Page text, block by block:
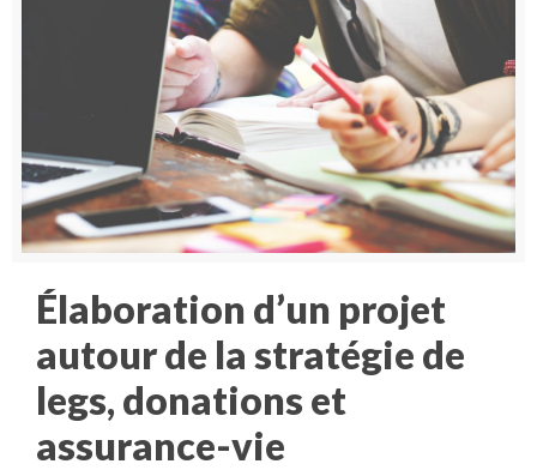
Élaboration d’un projet
autour de la stratégie de
legs, donations et
assurance-vie